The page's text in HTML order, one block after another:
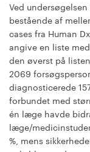
Ved
bestående af
cases fra Human
angive en liste
den øverst på
2069
diagnosticerede
forbundet med
én læge havde
læge/
%, mens